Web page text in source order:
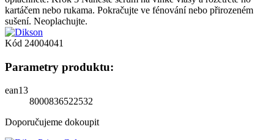
kartáčem nebo rukama. Pokračujte ve fénování nebo přirozeném
sušení. Neoplachujte.
Kód 24004041
Parametry produktu:
ean13
8000836522532
Doporučujeme dokoupit